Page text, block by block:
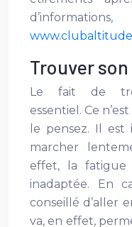
Trouver
Le fait de
essentiel. Ce
le pensez. Il est
marcher
effet, la fatigue
inadaptée. En
conseillé d’aller
va, en effet,